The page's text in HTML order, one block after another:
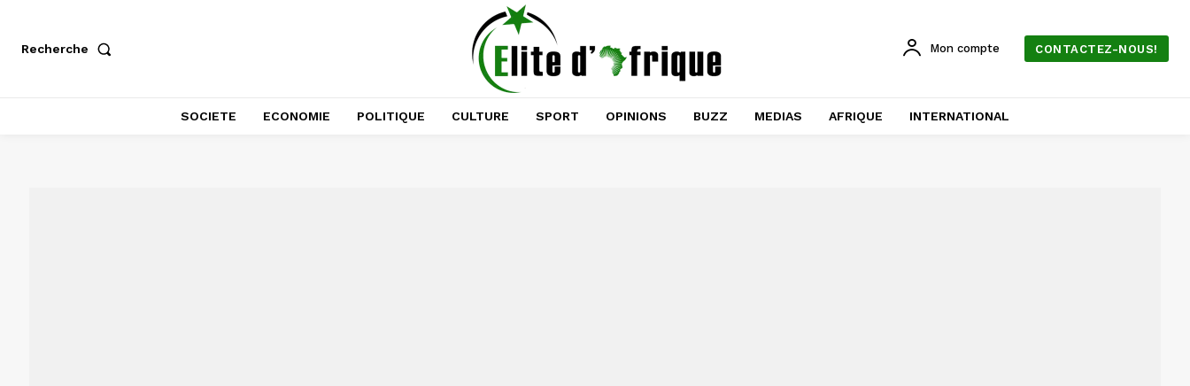
Recherche Mon compte CONTACTEZ-NOUS!
SOCIETE ECONOMIE POLITIQUE CULTURE SPORT OPINIONS BUZZ MEDIAS AFRIQUE INTERNATIONAL